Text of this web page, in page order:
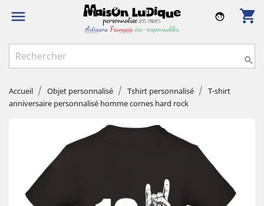
 shopping_cart
face

Accueil Objet personnalisé Tshirt personnalisé
T-shirt
anniversaire personnalisé homme cornes hard rock